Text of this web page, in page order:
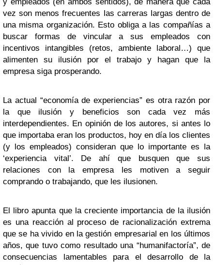
vez son menos frecuentes las carreras largas dentro de
una misma organización. Esto obliga a las compañías a
buscar formas de vincular a sus empleados con
incentivos intangibles (retos, ambiente laboral…) que
alimenten su ilusión por el trabajo y hagan que la
empresa siga prosperando.
La actual “economía de experiencias” es otra razón por
la que ilusión y beneficios son cada vez más
interdependientes. En opinión de los autores, si antes lo
que importaba eran los productos, hoy en día los clientes
(y los empleados) consideran que lo importante es la
‘experiencia vital’. De ahí que busquen que sus
relaciones con la empresa les motiven a seguir
comprando o trabajando, que les ilusionen.
El libro apunta que la creciente importancia de la ilusión
es una reacción al proceso de racionalización extrema
que se ha vivido en la gestión empresarial en los últimos
años, que tuvo como resultado una “humanifactoría”, de
consecuencias lamentables para el desarrollo de la